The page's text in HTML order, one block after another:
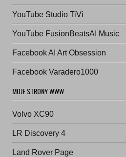
YouTube Studio TiVi
YouTube FusionBeatsAI Music
Facebook AI Art Obsession
Facebook Varadero1000
MOJE STRONY WWW
Volvo XC90
LR Discovery 4
Land Rover Page